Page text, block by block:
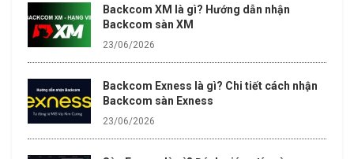
Backcom XM là gì? Hướng dẫn nhận
Backcom sàn XM
23/06/2026
Backcom Exness là gì? Chi tiết cách nhận
Backcom sàn Exness
23/06/2026